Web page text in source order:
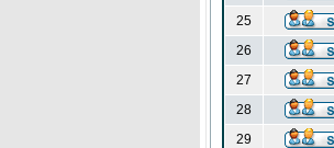
25
26
27
28
29